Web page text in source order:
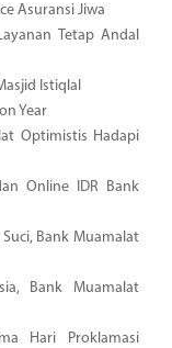
Asuransi Jiwa
Tetap Andal
Istiqlal
Year
Optimistis Hadapi
Online IDR Bank
Bank Muamalat
Bank Muamalat
Hari Proklamasi